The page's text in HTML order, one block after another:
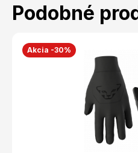
Podobné
Akcia -30%